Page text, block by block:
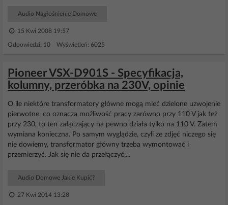
Audio Nagłośnienie Domowe
15 Kwi 2008 19:57
Odpowiedzi: 10 Wyświetleń: 6025
Pioneer VSX-D901S - Specyfikacja,
kolumny, przeróbka na 230V, opinie
O ile niektóre transformatory główne mogą mieć dzielone uzwojenie
pierwotne, co oznacza możliwość pracy zarówno przy 110 V jak też
przy 230, to ten załączający na pewno działa tylko na 110 V. Zatem
wymiana konieczna. Po samym wyglądzie, czyli ze zdjęć niczego się
nie dowiemy, transformator główny trzeba wymontować i
przemierzyć. Jak się nie da przełączyć,...
Audio Domowe Jakie Kupić?
27 Kwi 2014 13:28